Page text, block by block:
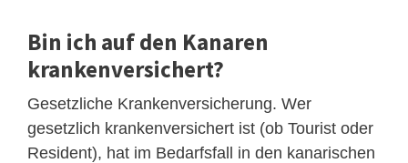
Bin ich auf den Kanaren
krankenversichert?
Gesetzliche Krankenversicherung. Wer
gesetzlich krankenversichert ist (ob Tourist oder
Resident), hat im Bedarfsfall in den kanarischen